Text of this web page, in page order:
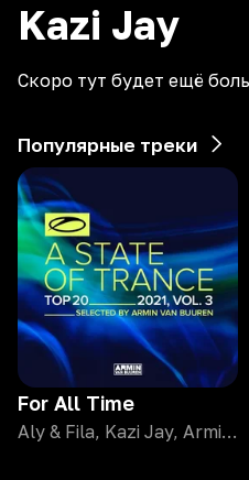
Kazi Jay
Скоро тут будет ещё
Популярные треки
For All Time
Aly & Fila, Kazi Jay, Armin Van Buuren